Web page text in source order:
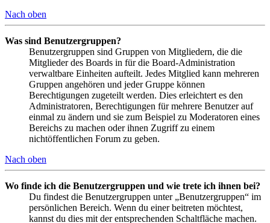
Nach oben
Was sind Benutzergruppen?
Benutzergruppen sind Gruppen von Mitgliedern, die die
Mitglieder des Boards in für die Board-Administration
verwaltbare Einheiten aufteilt. Jedes Mitglied kann mehreren
Gruppen angehören und jeder Gruppe können
Berechtigungen zugeteilt werden. Dies erleichtert es den
Administratoren, Berechtigungen für mehrere Benutzer auf
einmal zu ändern und sie zum Beispiel zu Moderatoren eines
Bereichs zu machen oder ihnen Zugriff zu einem
nichtöffentlichen Forum zu geben.
Nach oben
Wo finde ich die Benutzergruppen und wie trete ich ihnen bei?
Du findest die Benutzergruppen unter „Benutzergruppen“ im
persönlichen Bereich. Wenn du einer beitreten möchtest,
kannst du dies mit der entsprechenden Schaltfläche machen.